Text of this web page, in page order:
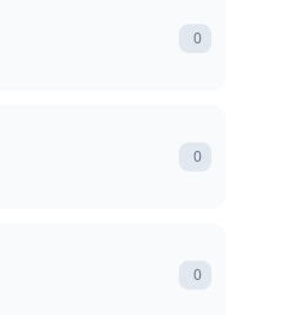
0
0
0